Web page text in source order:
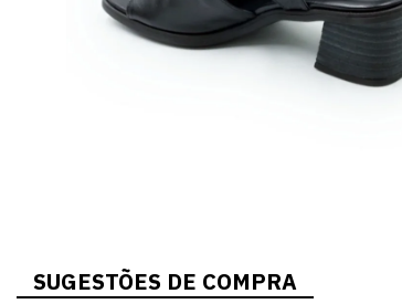
SUGESTÕES DE COMPRA